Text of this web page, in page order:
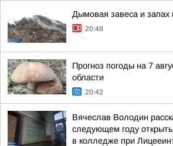
Дымовая завеса и запах
20:48
Прогноз погоды на 7
области
20:42
Вячеслав Володин
следующем году
в колледже при